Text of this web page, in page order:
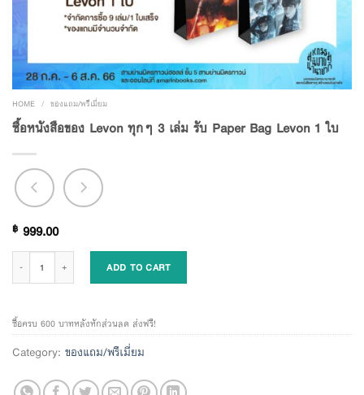
HOME / ของแถม/พรีเมี่ยม
ซื้อหนังสือของ Levon ทุกๆ 3 เล่ม รับ Paper Bag Levon 1 ใบ
฿ 999.00
ADD TO CART
ซื้อครบ 600 บาทหลังหักส่วนลด ส่งฟรี!
Category: ของแถม/พรีเมี่ยม